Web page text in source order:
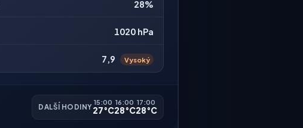
28%
1020 hPa
7,9 Vysoký
DALŠÍ HODINY
15:00
27°C
16:00
28°C
17:00
28°C